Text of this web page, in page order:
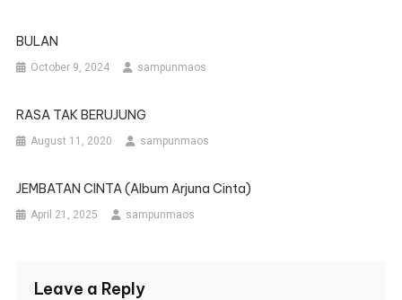
BULAN
October 9, 2024 sampunmaos
RASA TAK BERUJUNG
August 11, 2020 sampunmaos
JEMBATAN CINTA (album Arjuna Cinta)
April 21, 2025 sampunmaos
Leave a Reply